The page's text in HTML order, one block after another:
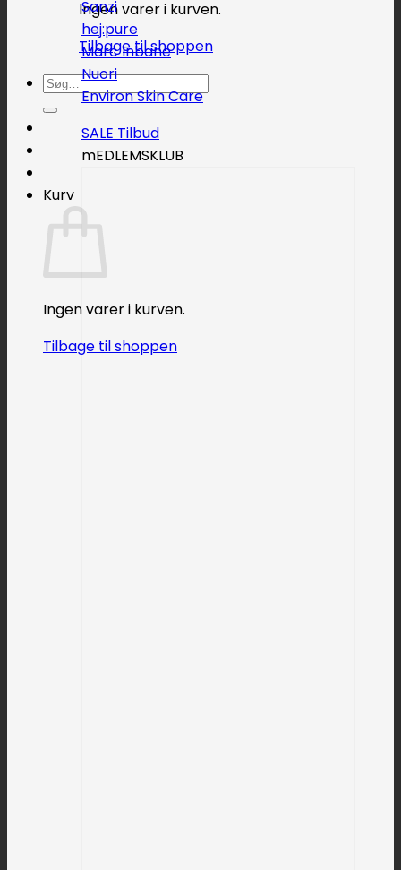
Ingen varer i kurven.
Tilbage til shoppen
Søg
efter:
Kurv
Ingen varer i kurven.
Tilbage til shoppen
Sanzi
hej:pure
Marc Inbane
Nuori
Environ Skin Care
SALE
mEDLEMSKLUB